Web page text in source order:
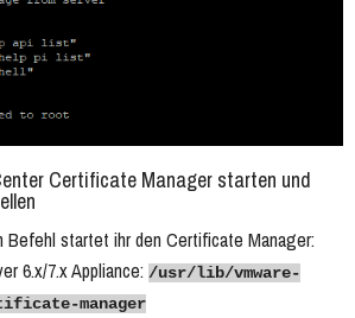
Certificate Manager starten und
startet ihr den Certificate Manager:
6.x/7.x Appliance: /usr/lib/vmware-
manager